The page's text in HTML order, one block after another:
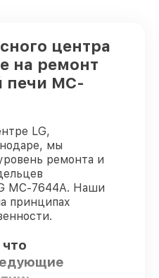
центра
на ремонт
печи MC-
LG,
мы
ремонта и
MC-7644A. Наши
принципах